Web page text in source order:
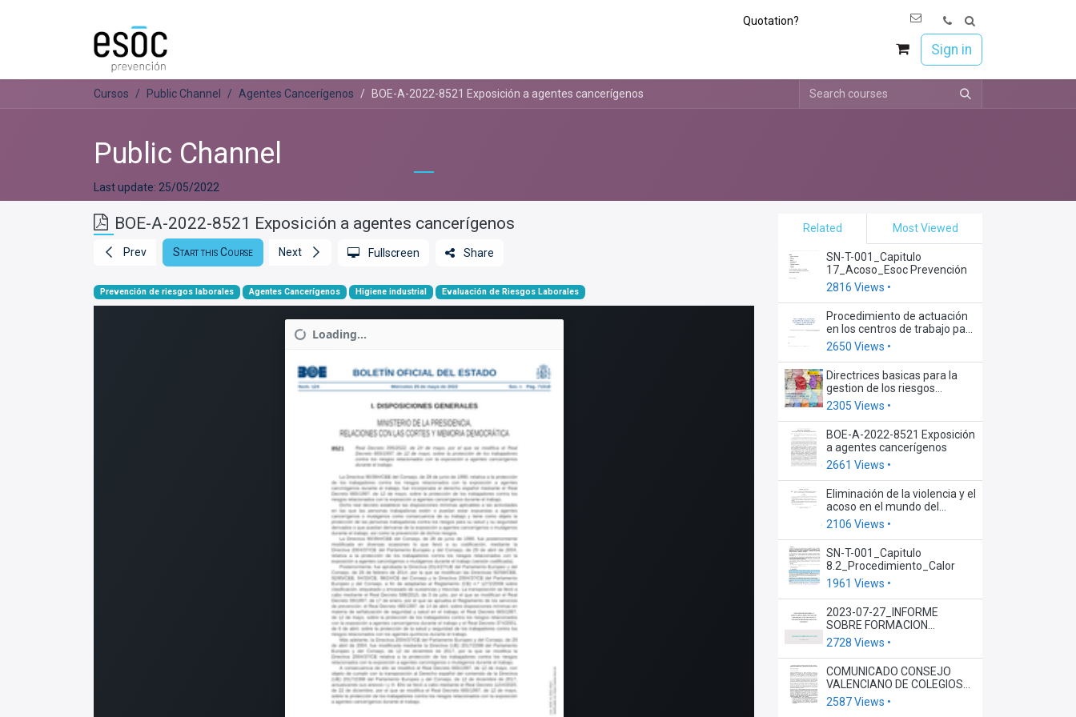
Quotation?
Sign in
Cursos Public Channel Agentes Cancerígenos BOE-A-2022-8521 Exposición a agentes cancerígenos
Public Channel
Last update: 25/05/2022
Related Most Viewed
SN-T-001_Capitulo
17_Acoso_Esoc Prevención
2816 Views •
Procedimiento de actuación
en los centros de trabajo para
la prevención de contagios
por coronavirus 20-04-2022
2650 Views •
Directrices basicas para la
gestion de los riesgos
psicosociales 2022
2305 Views •
BOE-A-2022-8521 Exposición
a agentes cancerígenos
2661 Views •
Eliminación de la violencia y el
acoso en el mundo del
trabajo
2106 Views •
SN-T-001_Capitulo
8.2_Procedimiento_Calor
1961 Views •
2023-07-27_INFORME
SOBRE FORMACION
OBLIGATORIA
2728 Views •
COMUNICADO CONSEJO
VALENCIANO DE COLEGIOS
DE ADMINISTRADORES DE
FINCAS ESOC PREVENCIÓN
2587 Views •
BOE-A-2022-8521 Exposición a agentes cancerígenos
Prev Start this Course Next Fullscreen Share
Prevención de riesgos laborales Agentes Cancerígenos Higiene industrial Evaluación de Riesgos Laborales